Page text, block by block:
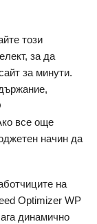
този
за да
за минути.
все още
начин да
на
​​Optimizer WP
динамично